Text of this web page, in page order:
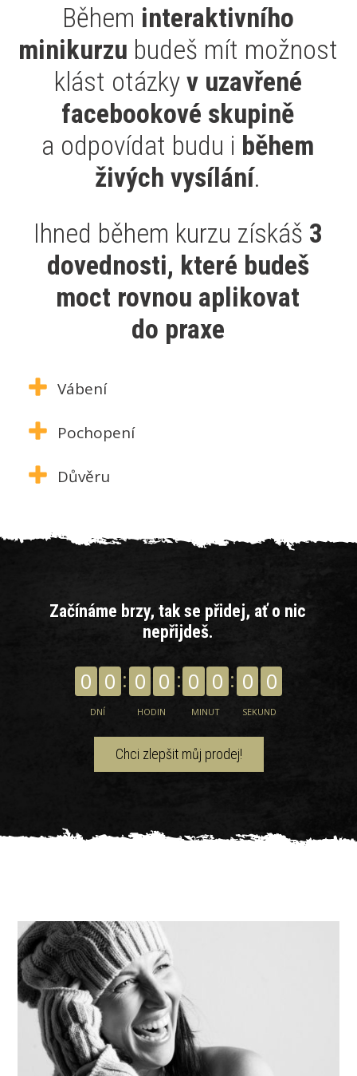
Během interaktivního
minikurzu budeš mít možnost
klást otázky v uzavřené
facebookové skupině
a odpovídat budu i během
živých vysílání.
Ihned během kurzu získáš 3
dovednosti, které budeš
moct rovnou aplikovat
do praxe
Vábení
Pochopení
Důvěru
Začínáme brzy, tak se přidej, ať o nic
nepřijdeš.
0 0
DNÍ
0 0
HODIN
0 0
MINUT
0 0
SEKUND
Chci zlepšit můj prodej!